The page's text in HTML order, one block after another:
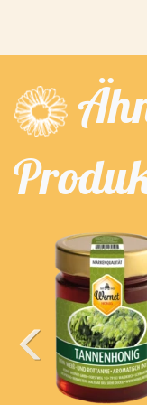
Previous